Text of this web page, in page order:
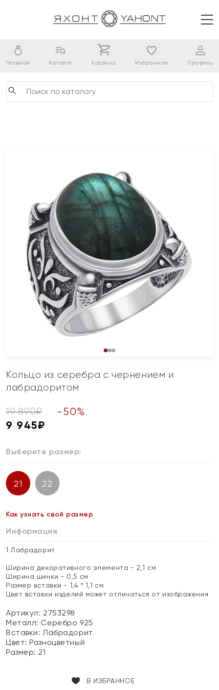
Главная Каталог Корзина Избранное Профиль
Кольцо из серебра с чернением и
лабрадоритом
19 890₽ -50%
9 945₽
Выберите размер:
21 22
Как узнать свой размер
Информация
1 Лабрадорит
Ширина декоративного элемента - 2,1 см
Ширина шинки - 0,5 см
Размер вставки - 1,4 * 1,1 см
Цвет вставки изделий может отличаться от изображения
Артикул: 2753298
Металл: Серебро 925
Вставки:Лабрадорит
Цвет:Разноцветный
Размер: 21
В ИЗБРАННОЕ